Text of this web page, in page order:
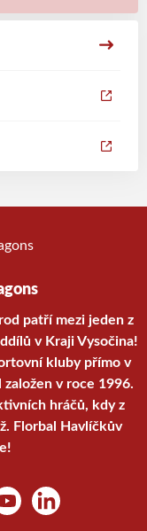
patří mezi jeden z
v Kraji Vysočina!
kluby přímo v
v roce 1996.
hráčů, kdy z
Florbal Havlíčkův
LinkedIn